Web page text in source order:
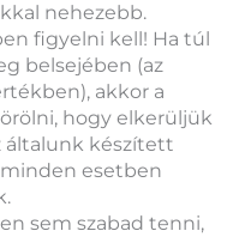
nehezebb.
figyelni kell! Ha túl
belsejében (az
akkor a
hogy elkerüljük
általunk készített
esetben
sem szabad tenni,